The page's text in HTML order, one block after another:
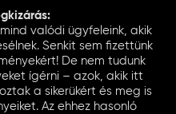
valódi ügyfeleink, akik
Senkit sem fizettünk
De nem tudunk
ígérni – azok, akik itt
a sikerükért és meg is
Az ehhez hasonló